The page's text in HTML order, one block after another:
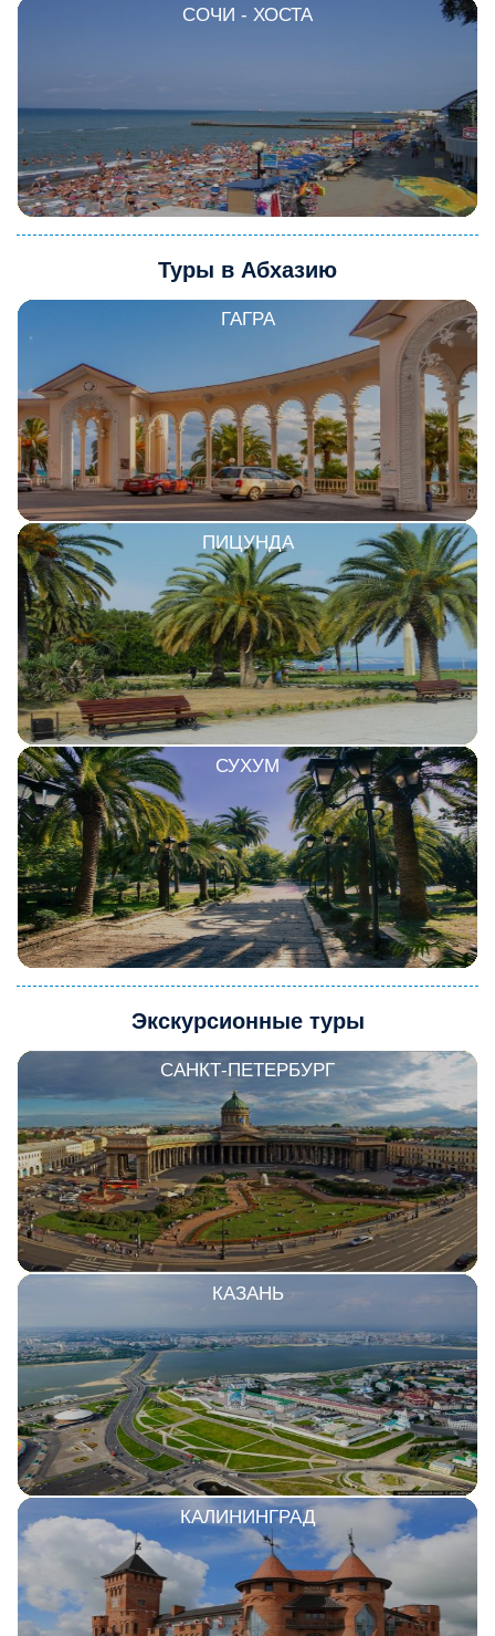
СОЧИ - ХОСТА
Туры в Абхазию
ГАГРА
ПИЦУНДА
СУХУМ
Экскурсионные туры
САНКТ-ПЕТЕРБУРГ
КАЗАНЬ
КАЛИНИНГРАД